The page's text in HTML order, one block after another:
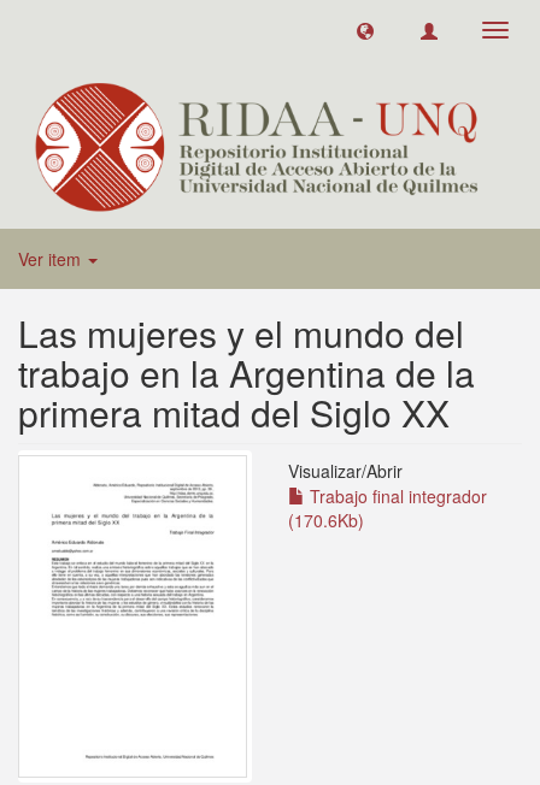
Ver item
Las mujeres y el mundo del
trabajo en la Argentina de la
primera mitad del Siglo XX
Visualizar/Abrir
Trabajo final integrador
(170.6Kb)